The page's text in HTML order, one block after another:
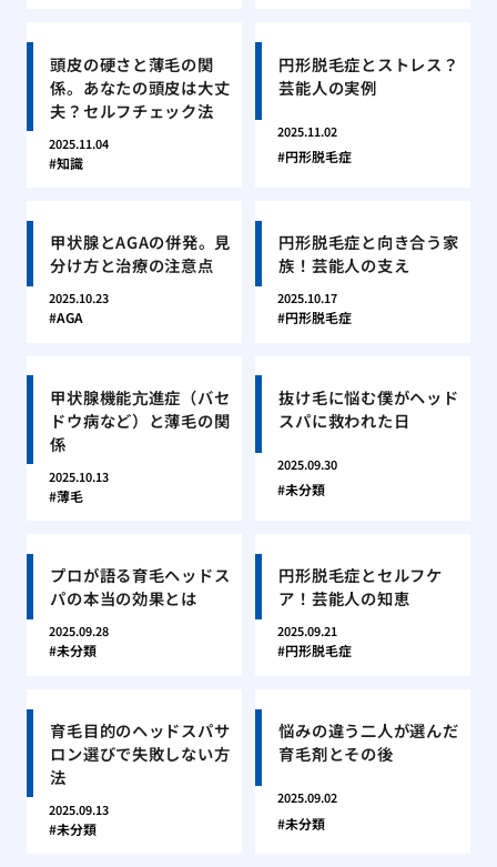
頭皮の硬さと薄毛の関
係。あなたの頭皮は大丈
夫？セルフチェック法
2025.11.04
知識
円形脱毛症とストレス？
芸能人の実例
2025.11.02
円形脱毛症
甲状腺とAGAの併発。見
分け方と治療の注意点
2025.10.23
AGA
円形脱毛症と向き合う家
族！芸能人の支え
2025.10.17
円形脱毛症
甲状腺機能亢進症（バセ
ドウ病など）と薄毛の関
係
2025.10.13
薄毛
抜け毛に悩む僕がヘッド
スパに救われた日
2025.09.30
未分類
プロが語る育毛ヘッドス
パの本当の効果とは
2025.09.28
未分類
円形脱毛症とセルフケ
ア！芸能人の知恵
2025.09.21
円形脱毛症
育毛目的のヘッドスパサ
ロン選びで失敗しない方
法
2025.09.13
未分類
悩みの違う二人が選んだ
育毛剤とその後
2025.09.02
未分類